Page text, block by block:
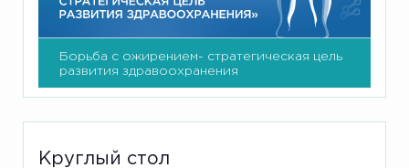
Борьба с ожирением- стратегическая цель
развития здравоохранения
Круглый стол